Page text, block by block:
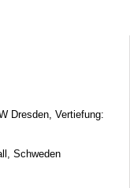
Dresden, Vertiefung:
Schweden